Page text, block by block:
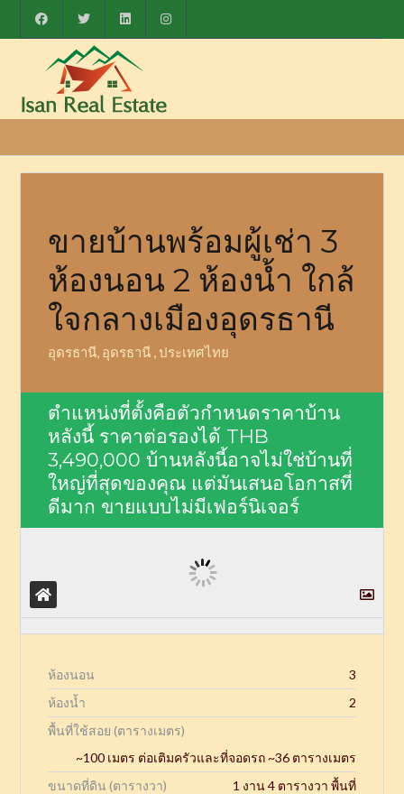
ขายบ้านพร้อมผู้เช่า 3
ห้องนอน 2 ห้องน้ำ ใกล้
ใจกลางเมืองอุดรธานี
อุดรธานี, อุดรธานี , ประเทศไทย
ตำแหน่งที่ตั้งคือตัวกำหนดราคาบ้าน
หลังนี้ ราคาต่อรองได้ THB
3,490,000 บ้านหลังนี้อาจไม่ใช่บ้านที่
ใหญ่ที่สุดของคุณ แต่มันเสนอโอกาสที่
ดีมาก ขายแบบไม่มีเฟอร์นิเจอร์
ห้องนอน
3
ห้องน้ำ
2
พื้นที่ใช้สอย (ตารางเมตร)
~100 เมตร ต่อเติมครัวและที่จอดรถ ~36 ตารางเมตร
ขนาดที่ดิน (ตารางวา)
1 งาน 4 ตารางวา พื้นที่